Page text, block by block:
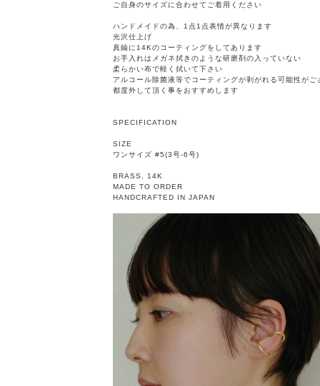
ご自身のサイズに合わせてご着用ください
ハンドメイドの為、1点1点表情が異なります
光沢仕上げ
真鍮に14Kのコーティングをしてあります
お手入れはメガネ拭きのような研磨剤の入っていない
柔らかい布で軽く拭いて下さい
アルコール除菌液等でコーティングが剥がれる可能性がご
都度外して頂く事をおすすめします
SPECIFICATION
SIZE
ワンサイズ #5(3号-6号)
BRASS, 14K
MADE TO ORDER
HANDCRAFTED IN JAPAN